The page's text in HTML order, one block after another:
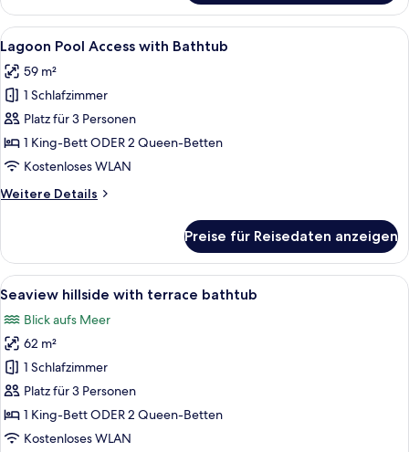
with
Terrace
Bathtub
Alle
Fotos
für
Lagoon
Pool
Access
with
anzeigen
Ein Schlafzimmer mit einem großen
12
Lagoon Pool Access with Bathtub
59 m²
1 Schlafzimmer
Platz für 3 Personen
1 King-Bett ODER 2 Queen-Betten
Kostenloses WLAN
Weitere Details
Weitere
Pool
Access
with
Preise für Reisedaten anzeigen
Alle
Fotos
für
Seaview
hillside
with
terrace
bathtub
Ein Balkon mit Meerblick, ein Tisch
9
Seaview hillside with terrace bathtub
Blick aufs Meer
62 m²
1 Schlafzimmer
Platz für 3 Personen
1 King-Bett ODER 2 Queen-Betten
Kostenloses WLAN